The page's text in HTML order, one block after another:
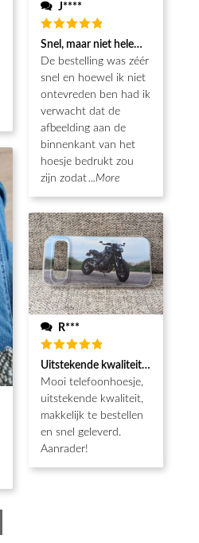
J****
Waardering
5 uit 5
Snel, maar niet helemaal als
De bestelling was zéér
snel en hoewel ik niet
ontevreden ben had ik
verwacht dat de
afbeelding aan de
binnenkant van het
hoesje bedrukt zou
zijn zodat...More
R***
Waardering
5uit 5
Uitstekende kwaliteit, snel
Mooi telefoonhoesje,
uitstekende kwaliteit,
makkelijk te bestellen
en snel geleverd.
Aanrader!